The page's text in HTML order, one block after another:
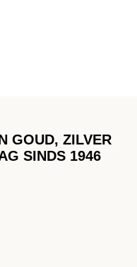
GOUD, ZILVER
SINDS 1946